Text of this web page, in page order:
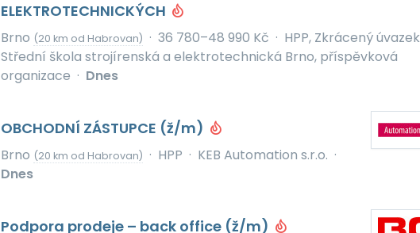
ELEKTROTECHNICKÝCH
Brno (20 km od Habrovan) · 36 780–48 990 Kč · HPP, Zkrácený úvazek
Střední škola strojírenská a elektrotechnická Brno, příspěvková
organizace · Dnes
OBCHODNÍ ZÁSTUPCE (ž/m)
Brno (20 km od Habrovan) · HPP · KEB Automation s.r.o. ·
Dnes
Podpora prodeje – back office (ž/m)